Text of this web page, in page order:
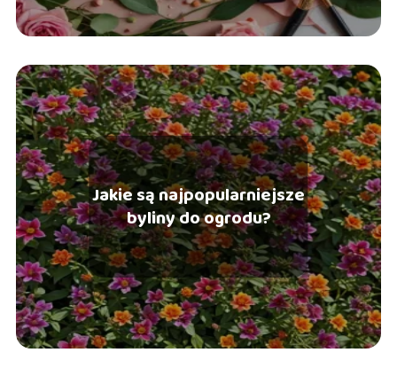
Jakie są najpopularniejsze
byliny do ogrodu?